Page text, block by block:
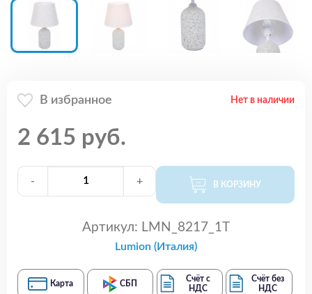
В избранное Нет в наличии
2 615 руб.
- + В КОРЗИНУ
Артикул: LMN_8217_1T
Lumion (Италия)
Карта СБП
Счёт с
НДС
Счёт без
НДС